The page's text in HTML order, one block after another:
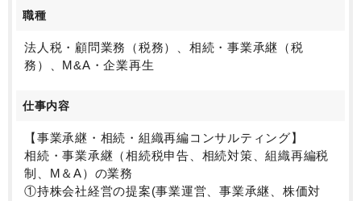
リアアップできる環境です。
本ポジションでは、中小企業オーナーなどの事業承
継、地主の相続対策等をお任せします。
税務申告業務ではなく対策の立案・提案がメインにな
※テレワーク導入、本格的にプロジェクトがスタート
し将来的にテレワークを活用した組織づくりを推進中
です。
職種
法人税・顧問業務（税務）、相続・事業承継（税
務）、M&A・企業再生
仕事内容
【事業承継・相続・組織再編コンサルティング】
相続・事業承継（相続税申告、相続対策、組織再編税
制、M＆A）の業務
①持株会社経営の提案(事業運営、事業承継、株価対